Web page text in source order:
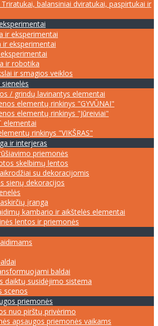
balansiniai dviratukai, paspirtukai ir
ir eksperimentai
ir eksperimentai
ir robotika
ir smagios veiklos
sienelės
/ grindų lavinantys elementai
elementų rinkinys "GYVŪNAI"
elementų rinkinys "Jūreiviai"
elementai
rinkinys "VIKŠRAS"
ir interjeras
priemonės
skelbimų lentos
su dekoracijomis
sienų dekoracijos
įranga
kambario ir aikštelės elementai
lentos ir priemonės
baldai
daiktų susidėjimo sistema
scenos
priemonės
nuo pirštų privėrimo
apsaugos priemonės vaikams